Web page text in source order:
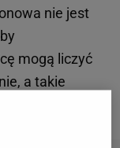
nie jest
mogą liczyć
a takie